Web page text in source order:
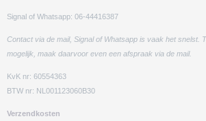
Signal of Whatsapp: 06-44416387
Contact via de mail, Signal of Whatsapp is vaak het snelst.
mogelijk, maak daarvoor even een afspraak via de mail.
KvK nr: 60554363
BTW nr: NL001123060B30
Verzendkosten